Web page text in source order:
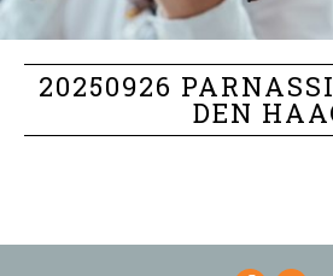
20250926
DEN